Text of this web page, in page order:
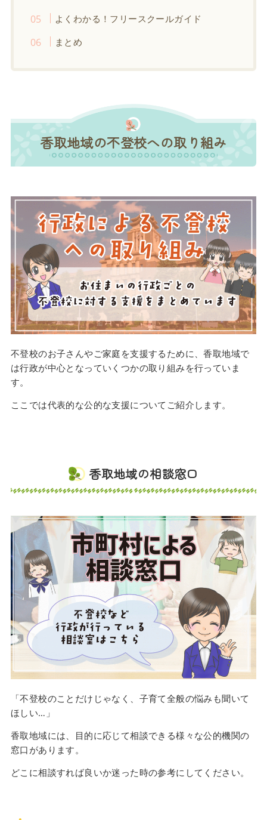
よくわかる！フリースクールガイド
まとめ
香取地域の不登校への取り組み
不登校のお子さんやご家庭を支援するために、香取地域で
は行政が中心となっていくつかの取り組みを行っていま
す。
ここでは代表的な公的な支援についてご紹介します。
香取地域の相談窓口
「不登校のことだけじゃなく、子育て全般の悩みも聞いて
ほしい…」
香取地域には、目的に応じて相談できる様々な公的機関の
窓口があります。
どこに相談すれば良いか迷った時の参考にしてください。